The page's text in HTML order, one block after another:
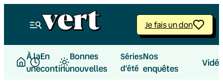
Je fais un don
À la
une
En
continu
Bonnes
nouvelles
Séries
d’été
Nos
enquêtes